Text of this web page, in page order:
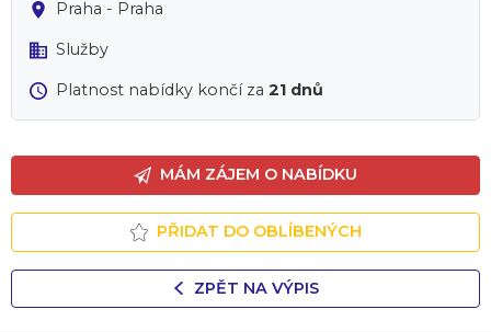
Praha - Praha
Služby
Platnost nabídky končí za 21 dnů
MÁM ZÁJEM O NABÍDKU
PŘIDAT DO OBLÍBENÝCH
ZPĚT NA VÝPIS